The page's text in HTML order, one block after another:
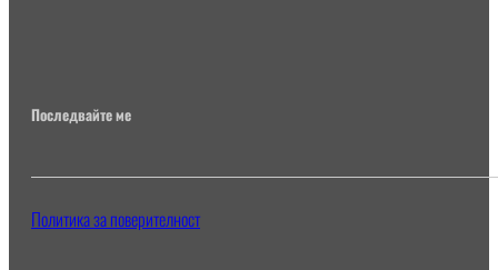
Последвайте ме
Политика за поверителност